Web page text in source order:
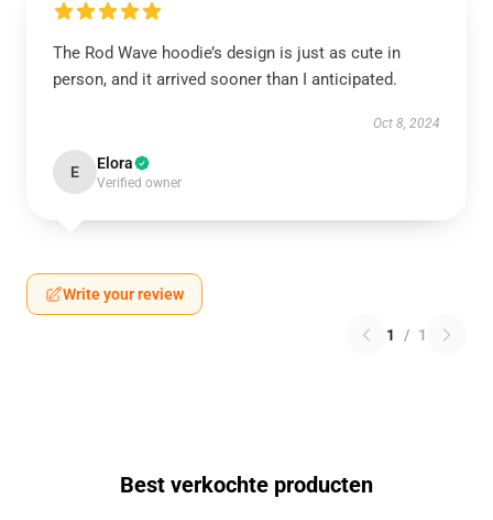
The Rod Wave hoodie’s design is just as cute in
person, and it arrived sooner than I anticipated.
Oct 8, 2024
E Elora
Verified owner
Write your review
1 / 1
Best verkochte producten